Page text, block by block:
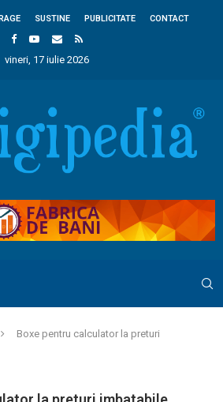
SUSTINE PUBLICITATE CONTACT
vineri, 17 iulie 2026
Boxe pentru calculator la preturi